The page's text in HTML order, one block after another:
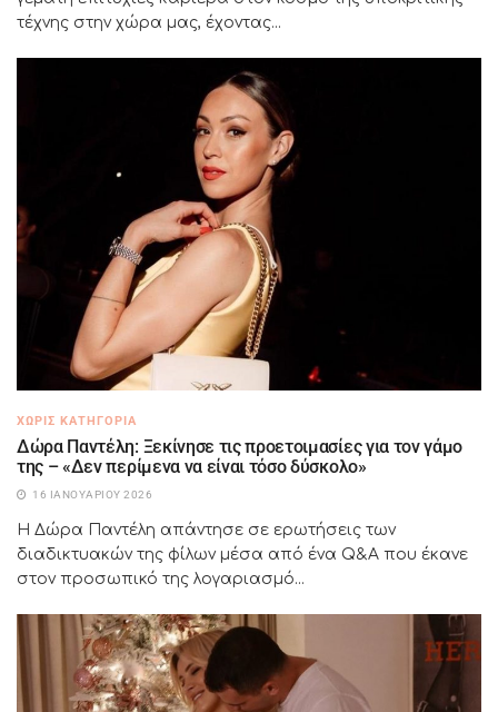
τέχνης στην χώρα μας, έχοντας...
ΧΩΡΊΣ ΚΑΤΗΓΟΡΊΑ
Δώρα Παντέλη: Ξεκίνησε τις προετοιμασίες για τον γάμο
της – «Δεν περίμενα να είναι τόσο δύσκολο»
16 ΙΑΝΟΥΑΡΊΟΥ 2026
Η Δώρα Παντέλη απάντησε σε ερωτήσεις των
διαδικτυακών της φίλων μέσα από ένα Q&A που έκανε
στον προσωπικό της λογαριασμό...